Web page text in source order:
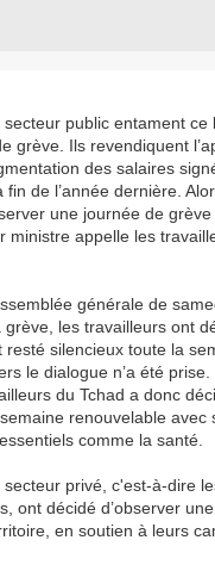
public entament ce
grève. Ils revendiquent
des salaires
de l’année dernière.
une journée de
ministre appelle les
générale de
les travailleurs ont
silencieux toute la
le dialogue n’a été prise.
du Tchad a donc
renouvelable avec
comme la santé.
privé, c'est-à-dire
ont décidé d’observer
en soutien à leurs